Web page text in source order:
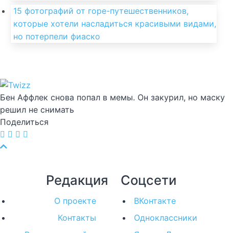
15 фотографий от горе-путешественников,
которые хотели насладиться красивыми видами,
но потерпели фиаско
Бен Аффлек снова попал в мемы. Он закурил, но маску
решил не снимать
Поделиться
Редакция
О проекте
Контакты
Соцсети
ВКонтакте
Одноклассники